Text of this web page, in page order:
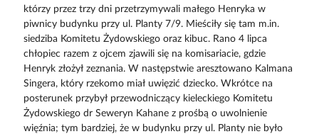
którzy przez trzy dni przetrzymywali małego Henryka w
piwnicy budynku przy ul. Planty 7/9. Mieściły się tam m.in.
siedziba Komitetu Żydowskiego oraz kibuc. Rano 4 lipca
chłopiec razem z ojcem zjawili się na komisariacie, gdzie
Henryk złożył zeznania. W następstwie aresztowano Kalmana
Singera, który rzekomo miał uwięzić dziecko. Wkrótce na
posterunek przybył przewodniczący kieleckiego Komitetu
Żydowskiego dr Seweryn Kahane z prośbą o uwolnienie
więźnia; tym bardziej, że w budynku przy ul. Planty nie było